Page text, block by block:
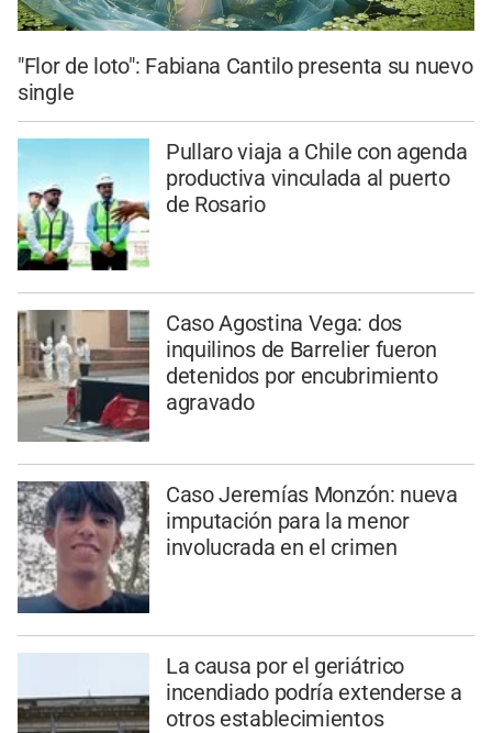
"Flor de loto": Fabiana Cantilo presenta su nuevo
single
Pullaro viaja a Chile con agenda
productiva vinculada al puerto
de Rosario
Caso Agostina Vega: dos
inquilinos de Barrelier fueron
detenidos por encubrimiento
agravado
Caso Jeremías Monzón: nueva
imputación para la menor
involucrada en el crimen
La causa por el geriátrico
incendiado podría extenderse a
otros establecimientos